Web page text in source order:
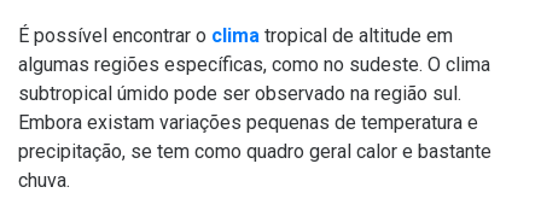
É possível encontrar o clima tropical de altitude em
algumas regiões específicas, como no sudeste. O clima
subtropical úmido pode ser observado na região sul.
Embora existam variações pequenas de temperatura e
precipitação, se tem como quadro geral calor e bastante
chuva.